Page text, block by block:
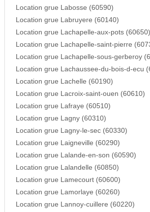
Location grue Labosse (60590)
Location grue Labruyere (60140)
Location grue Lachapelle-aux-pots (60650)
Location grue Lachapelle-saint-pierre
Location grue Lachapelle-sous-gerberoy
Location grue Lachaussee-du-bois-d-ecu
Location grue Lachelle (60190)
Location grue Lacroix-saint-ouen (60610)
Location grue Lafraye (60510)
Location grue Lagny (60310)
Location grue Lagny-le-sec (60330)
Location grue Laigneville (60290)
Location grue Lalande-en-son (60590)
Location grue Lalandelle (60850)
Location grue Lamecourt (60600)
Location grue Lamorlaye (60260)
Location grue Lannoy-cuillere (60220)